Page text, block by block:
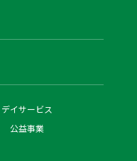
デイサービス
公益事業